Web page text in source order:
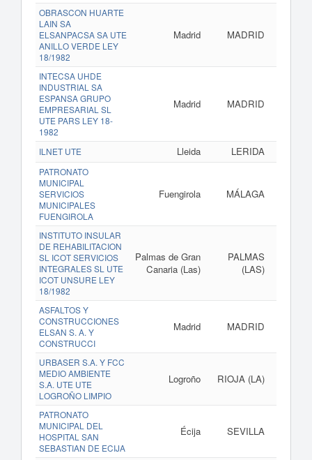
OBRASCON HUARTE
LAIN SA
ELSANPACSA SA UTE
ANILLO VERDE LEY
18/1982
Madrid MADRID
INTECSA UHDE
INDUSTRIAL SA
ESPANSA GRUPO
EMPRESARIAL SL
UTE PARS LEY 18-
1982
Madrid MADRID
ILNET UTE Lleida LERIDA
PATRONATO
MUNICIPAL
SERVICIOS
MUNICIPALES
FUENGIROLA
Fuengirola MÁLAGA
INSTITUTO INSULAR
DE REHABILITACION
SL ICOT SERVICIOS
INTEGRALES SL UTE
ICOT UNSURE LEY
18/1982
Palmas de Gran
Canaria (Las)
PALMAS
(LAS)
ASFALTOS Y
CONSTRUCCIONES
ELSAN S. A. Y
CONSTRUCCI
Madrid MADRID
URBASER S.A. Y FCC
MEDIO AMBIENTE
S.A. UTE UTE
LOGROÑO LIMPIO
Logroño RIOJA (LA)
PATRONATO
MUNICIPAL DEL
HOSPITAL SAN
SEBASTIAN DE ECIJA
Écija SEVILLA